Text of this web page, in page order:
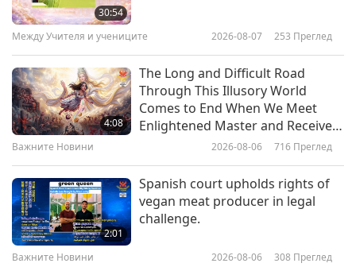
36:34
Когато времето узрее,
просветлението настъпва, част
1 от 4
Добродетел с мъдрост, част 1 от
8
30:54
Между Учителя и учениците 2026-08-07 253 Преглед
4:08
The Long and Difficult Road
Through This Illusory World
Comes to End When We Meet
Enlightened Master and Receive
Важните Новини 2026-08-06 716 Преглед
2:01
Spanish court upholds rights of
vegan meat producer in legal
challenge.
Важните Новини 2026-08-06 308 Преглед